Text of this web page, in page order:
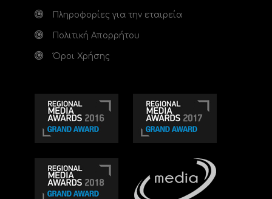
Πληροφορίες για την εταιρεία
Πολιτική Απορρήτου
Όροι Χρήσης